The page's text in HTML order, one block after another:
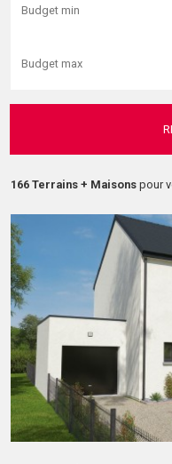
166 Terrains + Maisons pour